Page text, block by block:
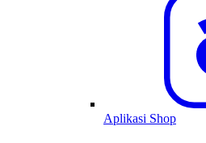
Aplikasi Shop